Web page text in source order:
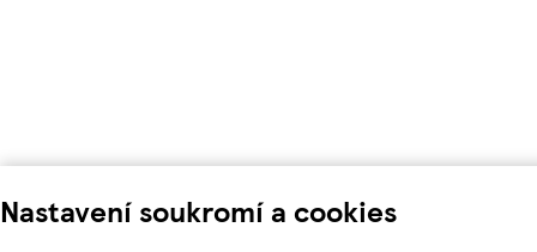
Nastavení soukromí a cookies